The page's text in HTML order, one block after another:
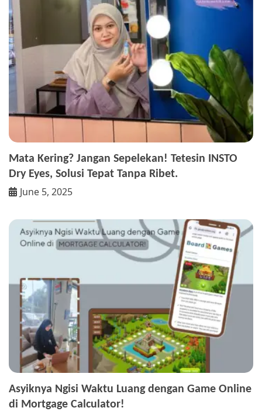
Mata Kering? Jangan Sepelekan! Tetesin INSTO
Dry Eyes, Solusi Tepat Tanpa Ribet.
June 5, 2025
Asyiknya Ngisi Waktu Luang dengan Game Online
di Mortgage Calculator!